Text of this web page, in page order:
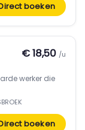
boeken
€ 18,50 /u
werker die
boeken